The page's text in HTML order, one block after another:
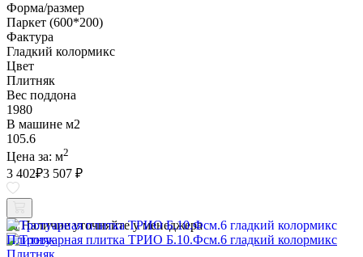
Форма/размер
Паркет (600*200)
Фактура
Гладкий колормикс
Цвет
Плитняк
Вес поддона
1980
В машине м2
105.6
Цена за: м2
3 402₽3 507 ₽
Наличие уточняйте у менеджера